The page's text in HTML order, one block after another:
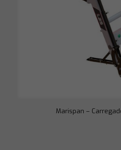
Marispan –